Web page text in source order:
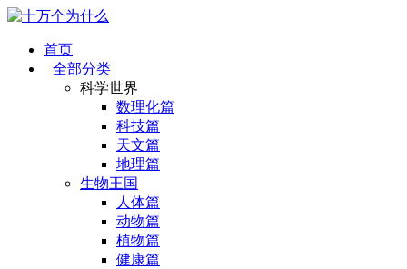
首页
全部分类
科学世界
数理化篇
科技篇
天文篇
地理篇
生物王国
人体篇
动物篇
植物篇
健康篇